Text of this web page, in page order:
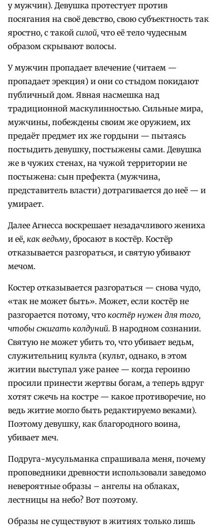
у мужчин). Девушка протестует против
посягания на своё девство, свою субъектность так
яростно, с такой силой, что её тело чудесным
образом скрывают волосы.
У мужчин пропадает влечение (читаем —
пропадает эрекция) и они со стыдом покидают
публичный дом. Явная насмешка над
традиционной маскулинностью. Сильные мира,
мужчины, побеждены своим же оружием, их
предаёт предмет их же гордыни — пытаясь
постыдить девушку, постыжены сами. Девушка
же в чужих стенах, на чужой территории не
постыжена: сын префекта (мужчина,
представитель власти) дотрагивается до неё — и
умирает.
Далее Агнесса воскрешает незадачливого жениха
и её, как ведьму, бросают в костёр. Костёр
отказывается разгораться, и святую убивают
мечом.
Костер отказывается разгораться — снова чудо,
«так не может быть». Может, если костёр не
разгорается потому, что костёр нужен для того,
чтобы сжигать колдуний. В народном сознании.
Святую не может убить то, что убивает ведьм,
служительниц культа (культ, однако, в этом
житии выступал уже ранее — когда героиню
просили принести жертвы богам, а теперь вдруг
хотят сжечь на костре — какое противоречие, но
ведь житие могло быть редактируемо веками).
Поэтому девушку, как благородного воина,
убивает меч.
Подруга-мусульманка спрашивала меня, почему
проповедники древности использовали заведомо
невероятные образы – ангелы на облаках,
лестницы на небо? Вот поэтому.
Образы не существуют в житиях только лишь